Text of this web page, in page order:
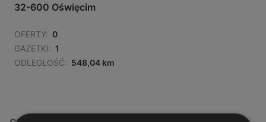
32-600 Oświęcim
OFERTY: 0
GAZETKI: 1
ODLEGŁOŚĆ: 548,04 km